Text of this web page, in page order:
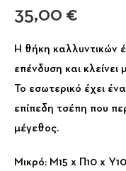
35,00 €
Η θήκη καλλυντικών
επένδυση και
Το εσωτερικό έχει
επίπεδη τσέπη που
μέγεθος.
Μικρό: Μ15 x Π10 x